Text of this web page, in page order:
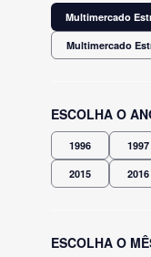
Multimercado
Multimercado
ESCOLHA O
1996 1997
2015 2016
ESCOLHA O